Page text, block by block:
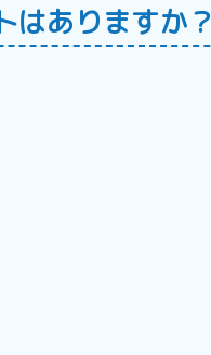
はありますか？